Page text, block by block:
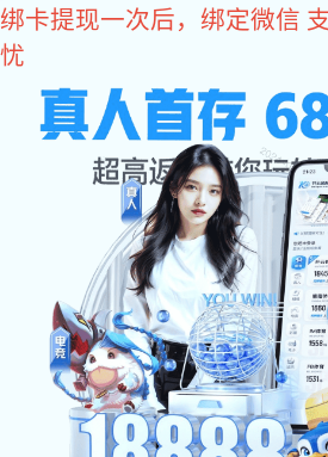
新航娱乐